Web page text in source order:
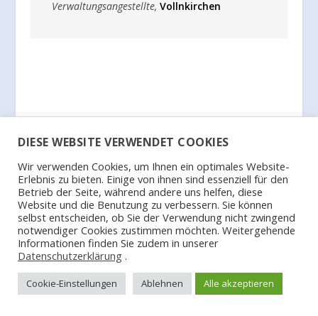
Verwaltungsangestellte, Vollnkirchen
VORHERIGE
Unsere Kandidaten für die
Ortsbeiräte
NÄCHSTE
Unser Wahlprogramm
ZUSAMMENHÄNGENDE POSTS
DIESE WEBSITE VERWENDET COOKIES
Wir verwenden Cookies, um Ihnen ein optimales Website-
Erlebnis zu bieten. Einige von ihnen sind essenziell für den
Betrieb der Seite, während andere uns helfen, diese
Website und die Benutzung zu verbessern. Sie können
selbst entscheiden, ob Sie der Verwendung nicht zwingend
notwendiger Cookies zustimmen möchten. Weitergehende
Informationen finden Sie zudem in unserer
Datenschutzerklärung .
Cookie-Einstellungen Ablehnen Alle akzeptieren